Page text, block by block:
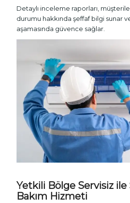
Detaylı inceleme raporları,
durumu hakkında şeffaf bilgi sunar
aşamasında güvence sağlar.
Yetkili Bölge Servisiz ile
Bakım Hizmeti